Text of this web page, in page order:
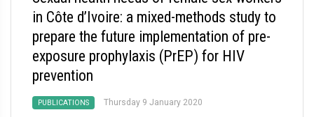
in Côte d’Ivoire: a mixed-methods study to
prepare the future implementation of pre-
exposure prophylaxis (PrEP) for HIV
prevention
PUBLICATIONS Thursday 9 January 2020